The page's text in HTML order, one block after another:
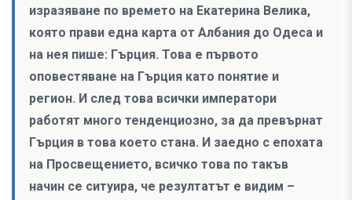
изразяване по времето на Екатерина Велика,
която прави една карта от Албания до Одеса и
на нея пише: Гърция. Това е първото
оповестяване на Гърция като понятие и
регион. И след това всички императори
работят много тенденциозно, за да превърнат
Гърция в това което стана. И заедно с епохата
на Просвещението, всичко това по такъв
начин се ситуира, че резултатът е видим –